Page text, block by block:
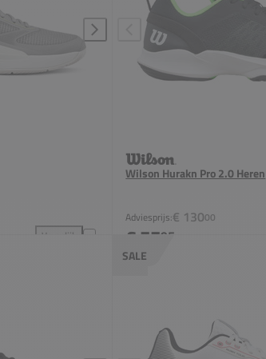
Vergelijk
Wilson Rush Pro 5 Clay Heren toevoegen aan
Wilson Hurakn Pro 2.0 Heren
Adviesprijs:€ 13000
€ 7795
SALE